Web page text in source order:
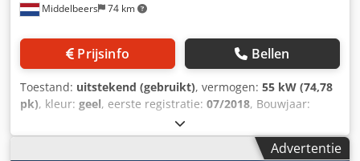
Middelbeers 74 km
Prijsinfo Bellen
Toestand: uitstekend (gebruikt), vermogen: 55 kW (74,78
pk), kleur: geel, eerste registratie: 07/2018, Bouwjaar:
, Uitrusting:
cabine, Bouwjaar: 2018 Aantal cilinders: 3 Leeggewicht:
6.460 kg Aantal kleppen: 3 CE-markering: ja Technische
Advertentie